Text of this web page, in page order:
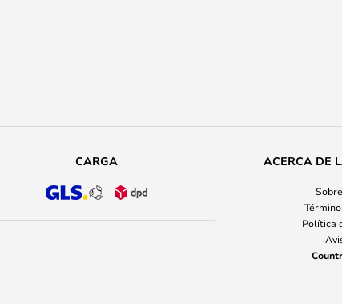
CARGA ACERCA DE
Política